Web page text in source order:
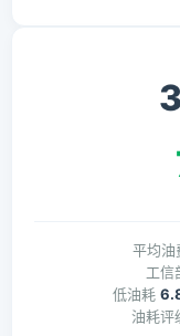
平均油
工信
低油耗
油耗评